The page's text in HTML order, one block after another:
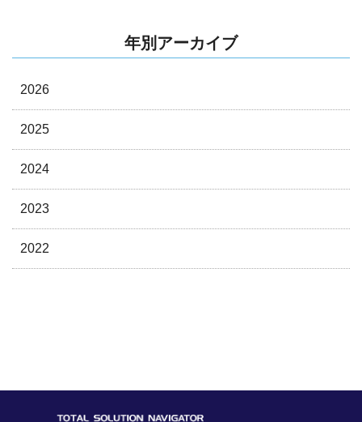
年別アーカイブ
2026
2025
2024
2023
2022